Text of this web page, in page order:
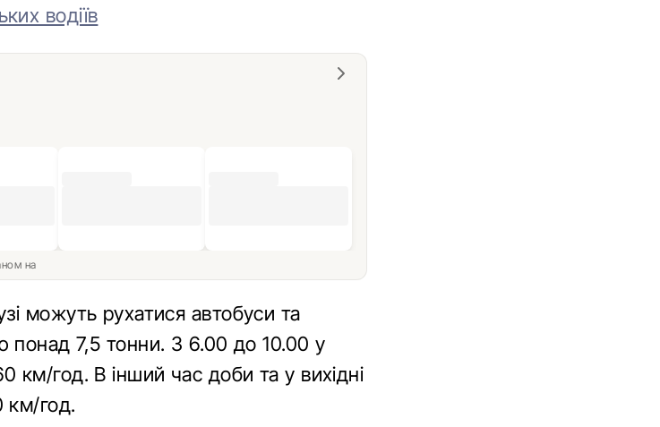
водіїв
на
можуть рухатися автобуси та
понад 7,5 тонни. З 6.00 до 10.00 у
км/год. В інший час доби та у вихідні
км/год.